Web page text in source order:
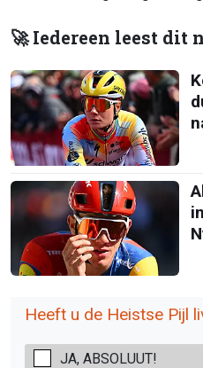
🚀 Iedereen leest dit
Heeft u de Heistse Pijl
JA, ABSOLUUT!